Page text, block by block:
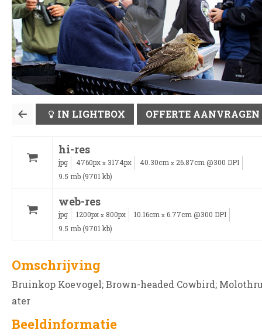
IN LIGHTBOX OFFERTE AANVRAGEN
hi-res
jpg 4760px x 3174px 40.30cm x 26.87cm @300 DPI
9.5 mb (9701 kb)
web-res
jpg 1200px x 800px 10.16cm x 6.77cm @300 DPI
9.5 mb (9701 kb)
Omschrijving
Bruinkop Koevogel; Brown-headed Cowbird;
ater
Beeldinformatie